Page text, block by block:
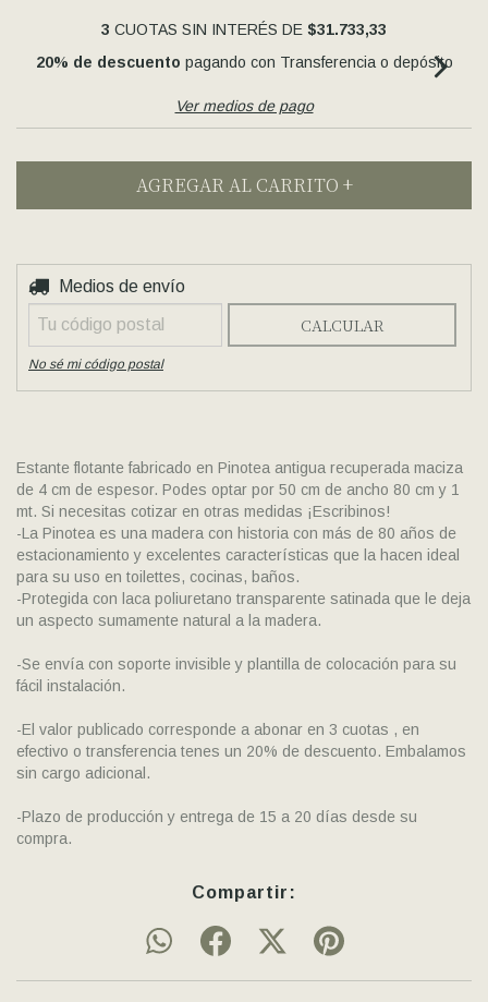
3 CUOTAS SIN INTERÉS DE $31.733,33
20% de descuento pagando con Transferencia o depósito
Ver medios de pago
Entregas para el CP:
Medios de envío
CALCULAR
No sé mi código postal
Estante flotante fabricado en Pinotea antigua recuperada maciza
de 4 cm de espesor. Podes optar por 50 cm de ancho 80 cm y 1
mt. Si necesitas cotizar en otras medidas ¡Escribinos!
-La Pinotea es una madera con historia con más de 80 años de
estacionamiento y excelentes características que la hacen ideal
para su uso en toilettes, cocinas, baños.
-Protegida con laca poliuretano transparente satinada que le deja
un aspecto sumamente natural a la madera.
-Se envía con soporte invisible y plantilla de colocación para su
fácil instalación.
-El valor publicado corresponde a abonar en 3 cuotas , en
efectivo o transferencia tenes un 20% de descuento. Embalamos
sin cargo adicional.
-Plazo de producción y entrega de 15 a 20 días desde su
compra.
Compartir: